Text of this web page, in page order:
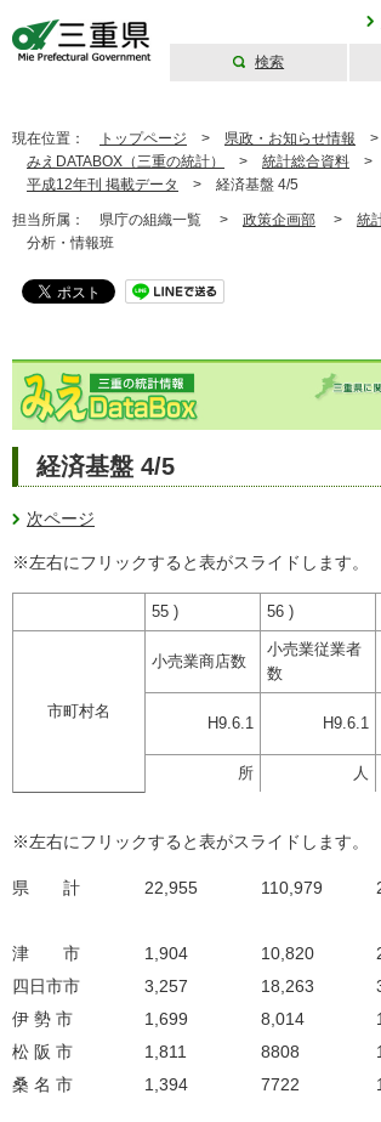
検索
現在位置： トップページ > 県政・お知らせ情報 >
みえDATABOX（三重の統計）
> 統計総合資料 >
平成12年刊 掲載データ
> 経済基盤 4/5
担当所属： 県庁の組織一覧 > 政策企画部 > 統
分析・情報班
経済基盤 4/5
次ページ
※左右にフリックすると表がスライドします。
55 ) 56 )
市町村名
小売業商店数
小売業従業者
数
H9.6.1 H9.6.1
所 人
※左右にフリックすると表がスライドします。
県 計 22,955 110,979
津 市 1,904 10,820
四日市市
3,257 18,263
伊 勢 市
1,699 8,014
松 阪 市
1,811 8808
桑 名 市
1,394 7722